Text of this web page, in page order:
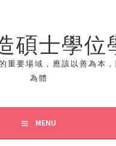
碩士學位
重要場域，應該以善為本
為體
MENU